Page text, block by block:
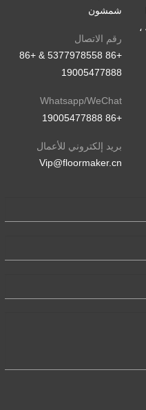
شمشون
رقم الاتصال
+86 5377978558 & +86
19005477888
Whatsapp/WeChat
+86 19005477888
بريد إلكتروني للأعمال
Vip@floormaker.cn
Jinyu Road ، Jining City ،